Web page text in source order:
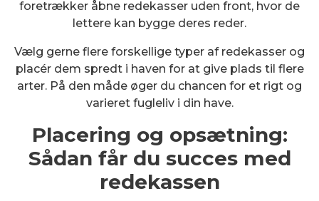
foretrækker åbne redekasser uden front, hvor de
lettere kan bygge deres reder.
Vælg gerne flere forskellige typer af redekasser og
placér dem spredt i haven for at give plads til flere
arter. På den måde øger du chancen for et rigt og
varieret fugleliv i din have.
Placering og opsætning:
Sådan får du succes med
redekassen